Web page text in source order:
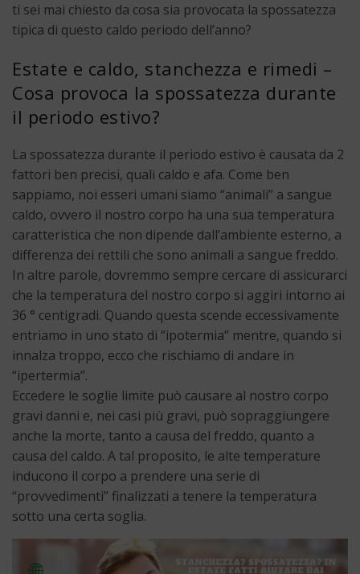
ti sei mai chiesto da cosa sia provocata la spossatezza
tipica di questo caldo periodo dell’anno?
Estate e caldo, stanchezza e rimedi –
Cosa provoca la spossatezza durante
il periodo estivo?
La spossatezza durante il periodo estivo è causata da 2
fattori ben precisi, quali caldo e afa. Come ben
sappiamo, noi esseri umani siamo “animali” a sangue
caldo, ovvero il nostro corpo ha una sua temperatura
caratteristica che non dipende dall’ambiente esterno, a
differenza dei rettili che sono animali a sangue freddo.
In altre parole, dovremmo sempre cercare di assicurarci
che la temperatura del nostro corpo si aggiri intorno ai
36 ° centigradi. Quando questa scende eccessivamente
entriamo in uno stato di “ipotermia” mentre, quando si
innalza troppo, ecco che rischiamo di andare in
“ipertermia”.
Eccedere le soglie limite può causare al nostro corpo
gravi danni e, nei casi più gravi, può sopraggiungere
anche la morte, tanto a causa del freddo, quanto a
causa del caldo. A tal proposito, le alte temperature
inducono il corpo a prendere una serie di
“provvedimenti” finalizzati a tenere la temperatura
sotto una certa soglia.